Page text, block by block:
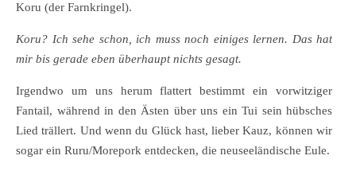
Koru (der Farnkringel).
Koru? Ich sehe schon, ich muss noch einiges lernen. Das hat
mir bis gerade eben überhaupt nichts gesagt.
Irgendwo um uns herum flattert bestimmt ein vorwitziger
Fantail, während in den Ästen über uns ein Tui sein hübsches
Lied trällert. Und wenn du Glück hast, lieber Kauz, können wir
sogar ein Ruru/Morepork entdecken, die neuseeländische Eule.